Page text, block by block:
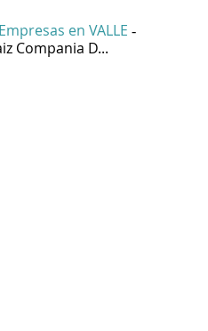
Empresas en VALLE -
Compania D...